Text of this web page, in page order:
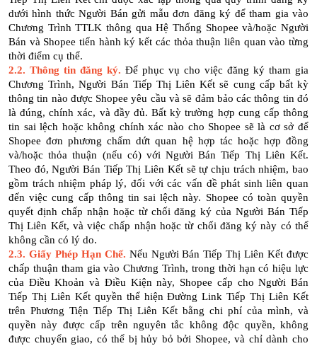
dưới hình thức Người Bán gửi mẫu đơn đăng ký để tham gia vào
Chương Trình TTLK thông qua Hệ Thống Shopee và/hoặc Người
Bán và Shopee tiến hành ký kết các thỏa thuận liên quan vào từng
thời điểm cụ thể.
2.2. Thông tin đăng ký. Để phục vụ cho việc đăng ký tham gia
Chương Trình, Người Bán Tiếp Thị Liên Kết sẽ cung cấp bất kỳ
thông tin nào được Shopee yêu cầu và sẽ đảm bảo các thông tin đó
là đúng, chính xác, và đầy đủ. Bất kỳ trường hợp cung cấp thông
tin sai lệch hoặc không chính xác nào cho Shopee sẽ là cơ sở để
Shopee đơn phương chấm dứt quan hệ hợp tác hoặc hợp đồng
và/hoặc thỏa thuận (nếu có) với Người Bán Tiếp Thị Liên Kết.
Theo đó, Người Bán Tiếp Thị Liên Kết sẽ tự chịu trách nhiệm, bao
gồm trách nhiệm pháp lý, đối với các vấn đề phát sinh liên quan
đến việc cung cấp thông tin sai lệch này. Shopee có toàn quyền
quyết định chấp nhận hoặc từ chối đăng ký của Người Bán Tiếp
Thị Liên Kết, và việc chấp nhận hoặc từ chối đăng ký này có thể
không cần có lý do.
2.3. Giấy Phép Hạn Chế. Nếu Người Bán Tiếp Thị Liên Kết được
chấp thuận tham gia vào Chương Trình, trong thời hạn có hiệu lực
của Điều Khoản và Điều Kiện này, Shopee cấp cho Người Bán
Tiếp Thị Liên Kết quyền thể hiện Đường Link Tiếp Thị Liên Kết
trên Phương Tiện Tiếp Thị Liên Kết bằng chi phí của mình, và
quyền này được cấp trên nguyên tắc không độc quyền, không
được chuyển giao, có thể bị hủy bỏ bởi Shopee, và chỉ dành cho